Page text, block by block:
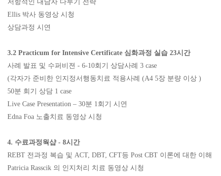
저항적인 내담자 다루기 전략
Ellis 박사 동영상 시청
상담과정 시연
3.2 Practicum for Intensive Certificate 심화과정 실습 23시간
사례 발표 및 수퍼비젼 - 6-10회기 상담사례 3 case
(각자가 준비한 인지정서행동치료 적용사례 (A4 5장 분량 이상 )
50분 회기 상담 1 case
Live Case Presentation – 30분 1 회기 시연
Edna Foa 노출치료 동영상 시청
4. 수료과정웍샵 - 8시간
REBT 전과정 복습 및 ACT, DBT, CFT등 Post CBT 이론에 대한 이해
Patricia Rasscik 의 인지처리 치료 동영상 시청